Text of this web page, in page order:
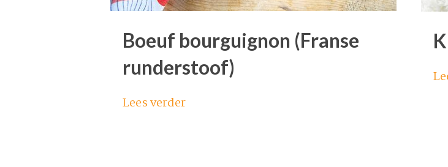
Boeuf bourguignon (Franse
runderstoof)
Lees verder